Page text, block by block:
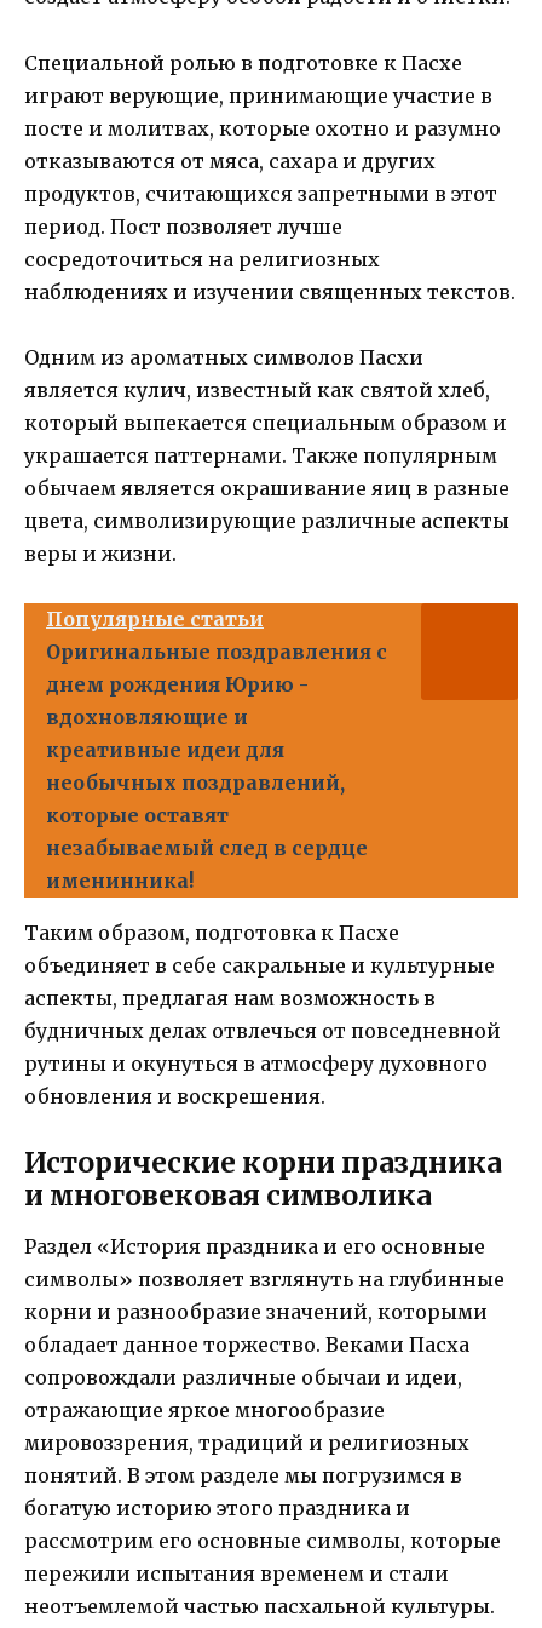
Специальной ролью в подготовке к Пасхе
играют верующие, принимающие участие в
посте и молитвах, которые охотно и разумно
отказываются от мяса, сахара и других
продуктов, считающихся запретными в этот
период. Пост позволяет лучше
сосредоточиться на религиозных
наблюдениях и изучении священных текстов.
Одним из ароматных символов Пасхи
является кулич, известный как святой хлеб,
который выпекается специальным образом и
украшается паттернами. Также популярным
обычаем является окрашивание яиц в разные
цвета, символизирующие различные аспекты
веры и жизни.
Популярные статьи
Оригинальные поздравления с
днем рождения Юрию -
вдохновляющие и
креативные идеи для
необычных поздравлений,
которые оставят
незабываемый след в сердце
именинника!
Таким образом, подготовка к Пасхе
объединяет в себе сакральные и культурные
аспекты, предлагая нам возможность в
будничных делах отвлечься от повседневной
рутины и окунуться в атмосферу духовного
обновления и воскрешения.
Исторические корни праздника
и многовековая символика
Раздел «История праздника и его основные
символы» позволяет взглянуть на глубинные
корни и разнообразие значений, которыми
обладает данное торжество. Веками Пасха
сопровождали различные обычаи и идеи,
отражающие яркое многообразие
мировоззрения, традиций и религиозных
понятий. В этом разделе мы погрузимся в
богатую историю этого праздника и
рассмотрим его основные символы, которые
пережили испытания временем и стали
неотъемлемой частью пасхальной культуры.